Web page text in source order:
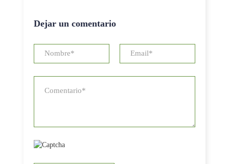
Dejar un comentario